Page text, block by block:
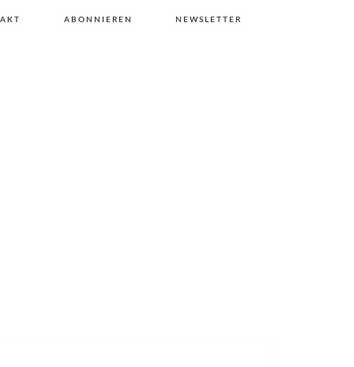
ABONNIEREN NEWSLETTER